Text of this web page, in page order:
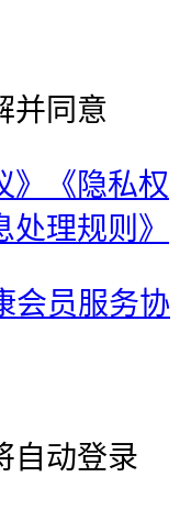
并同意
《隐私权
处理规则》
会员服务协
自动登录